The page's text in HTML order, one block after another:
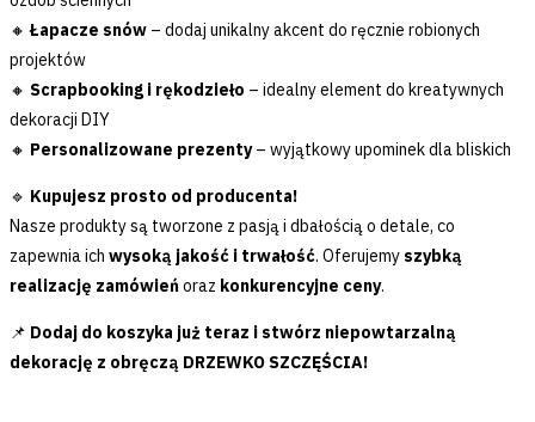
🔸Łapacze snów – dodaj unikalny akcent do ręcznie robionych
projektów
🔸 Scrapbooking i rękodzieło – idealny element do kreatywnych
dekoracji DIY
🔸 Personalizowane prezenty– wyjątkowy upominek dla bliskich
🔹 Kupujesz prosto od producenta!
Nasze produkty są tworzone z pasją i dbałością o detale, co
zapewnia ich wysoką jakość i trwałość. Oferujemy szybką
realizację zamówień oraz konkurencyjne ceny.
📌 Dodaj do koszyka już teraz i stwórz niepowtarzalną
dekorację z obręczą DRZEWKO SZCZĘŚCIA!